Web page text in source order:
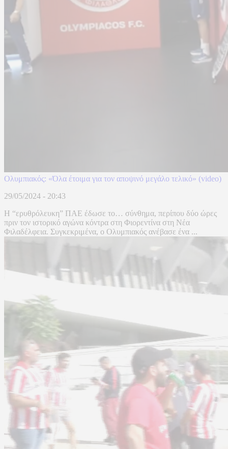
Ολυμπιακός: «Όλα έτοιμα για τον αποψινό μεγάλο τελικό» (video)
29/05/2024 - 20:43
Η “ερυθρόλευκη” ΠΑΕ έδωσε το… σύνθημα, περίπου δύο ώρες
πριν τον ιστορικό αγώνα κόντρα στη Φιορεντίνα στη Νέα
Φιλαδέλφεια. Συγκεκριμένα, ο Ολυμπιακός ανέβασε ένα ...